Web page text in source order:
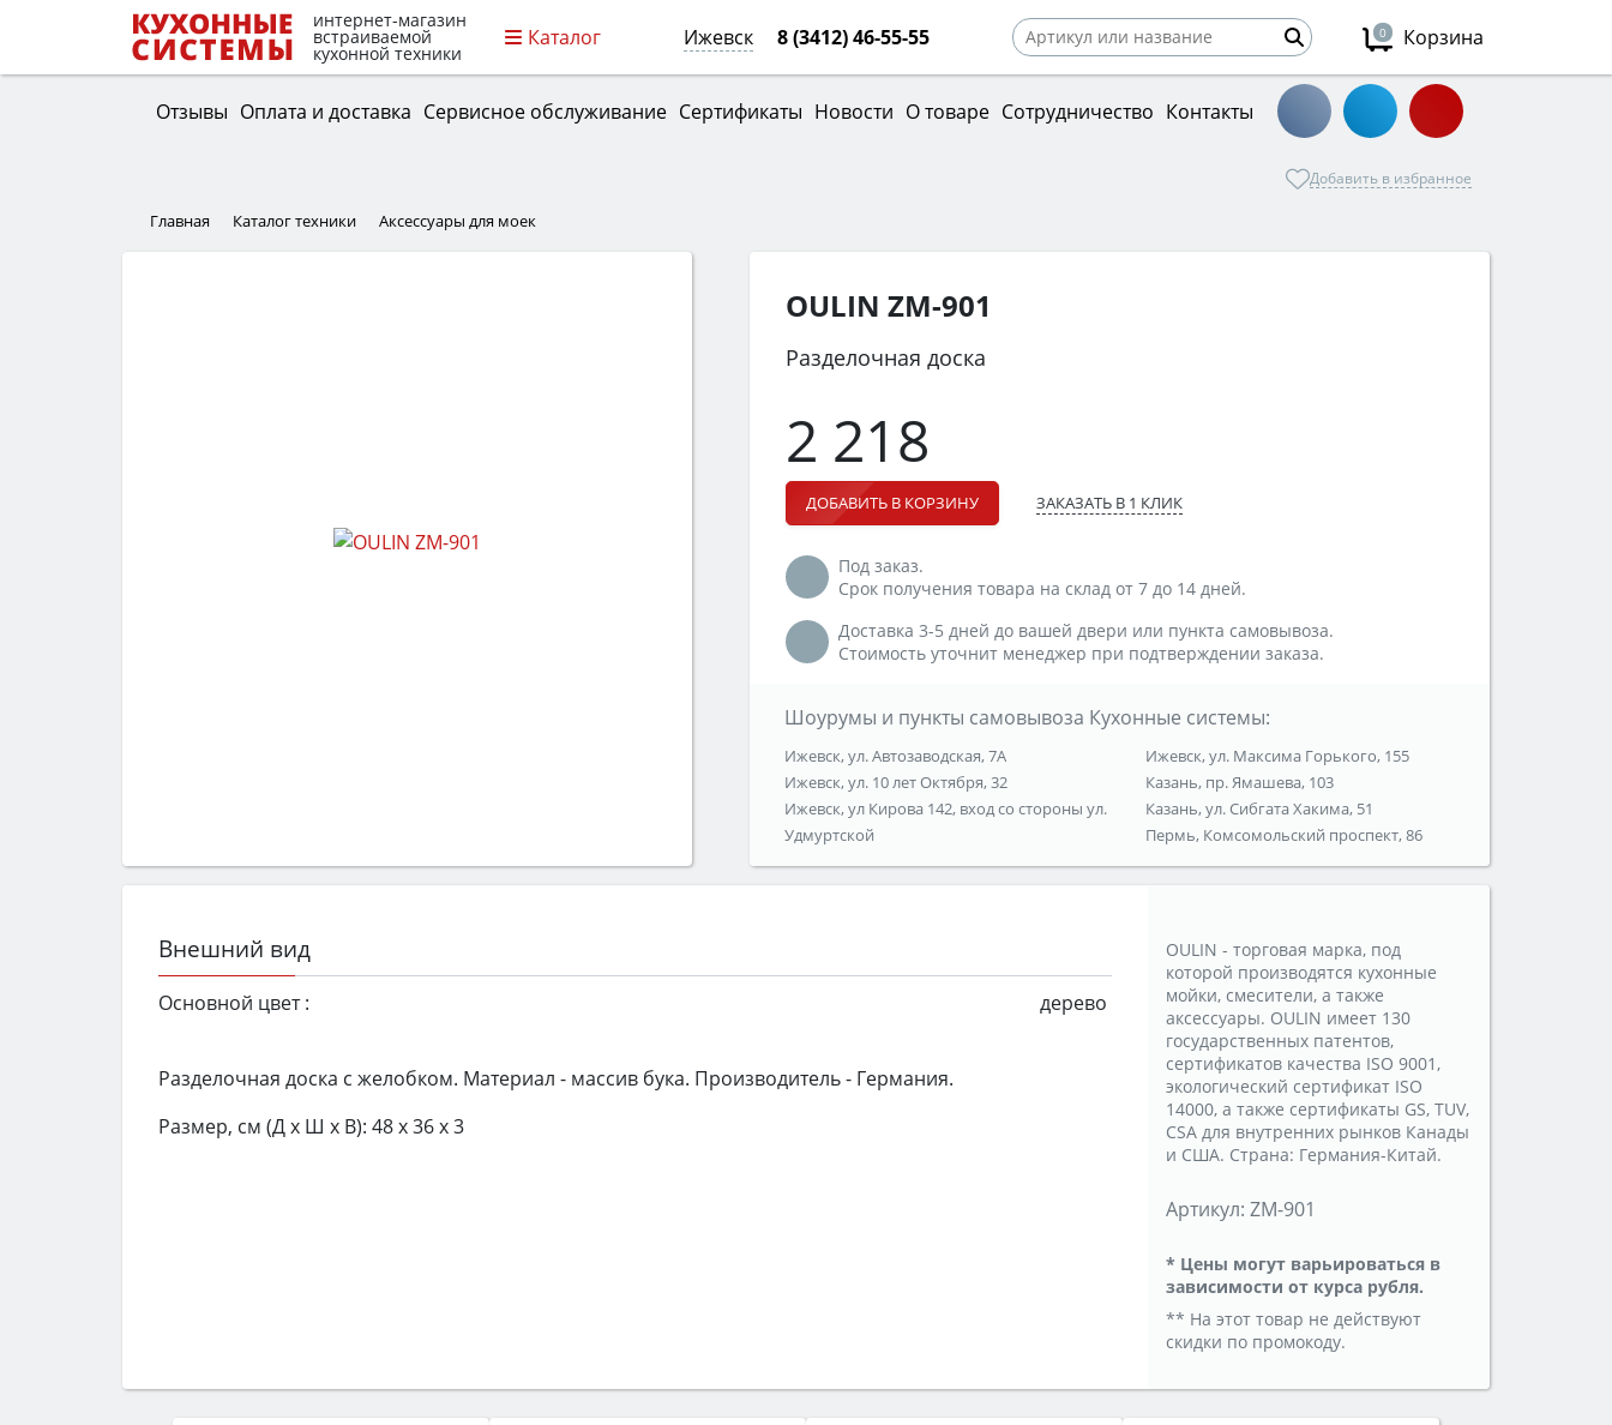
интернет-магазин
встраиваемой
кухонной техники
Каталог Ижевск 8 (3412) 46-55-55 0 Корзина
Отзывы Оплата и доставка Сервисное обслуживание Сертификаты Новости О товаре Сотрудничество Контакты
Добавить в избранное
Главная Каталог техники Аксессуары для моек
OULIN ZM-901
Разделочная доска
2 218
ДОБАВИТЬ В КОРЗИНУ ЗАКАЗАТЬ В 1 КЛИК
Под заказ.
Срок получения товара на склад от 7 до 14 дней.
Доставка 3-5 дней до вашей двери или пункта самовывоза.
Стоимость уточнит менеджер при подтверждении заказа.
Шоурумы и пункты самовывоза Кухонные системы:
Ижевск, ул. Автозаводская, 7А
Ижевск, ул. 10 лет Октября, 32
Ижевск, ул Кирова 142, вход со стороны ул.
Удмуртской
Ижевск, ул. Максима Горького, 155
Казань, пр. Ямашева, 103
Казань, ул. Сибгата Хакима, 51
Пермь, Комсомольский проспект, 86
Внешний вид
Основной цвет : дерево
Разделочная доска с желобком. Материал - массив бука. Производитель - Германия.
Размер, см (Д х Ш х В): 48 х 36 х 3
OULIN - торговая марка, под
которой производятся кухонные
мойки, смесители, а также
аксессуары. OULIN имеет 130
государственных патентов,
сертификатов качества ISO 9001,
экологический сертификат ISO
14000, а также сертификаты GS, TUV,
CSA для внутренних рынков Канады
и США. Страна: Германия-Китай.
Артикул: ZM-901
* Цены могут варьироваться в
зависимости от курса рубля.
** На этот товар не действуют
скидки по промокоду.